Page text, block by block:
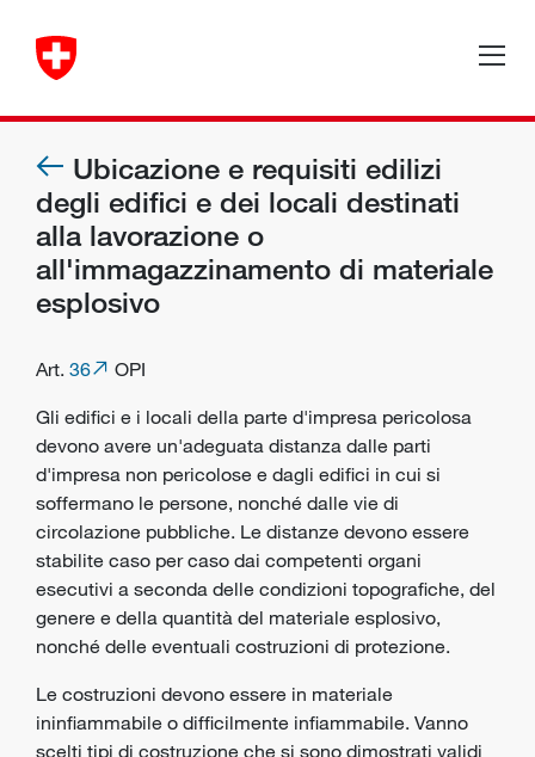
Ubicazione e requisiti edilizi
degli edifici e dei locali destinati
alla lavorazione o
all'immagazzinamento di materiale
esplosivo
Art. 36
OPI
Gli edifici e i locali della parte d'impresa pericolosa
devono avere un'adeguata distanza dalle parti
d'impresa non pericolose e dagli edifici in cui si
soffermano le persone, nonché dalle vie di
circolazione pubbliche. Le distanze devono essere
stabilite caso per caso dai competenti organi
esecutivi a seconda delle condizioni topografiche, del
genere e della quantità del materiale esplosivo,
nonché delle eventuali costruzioni di protezione.
Le costruzioni devono essere in materiale
ininfiammabile o difficilmente infiammabile. Vanno
scelti tipi di costruzione che si sono dimostrati validi